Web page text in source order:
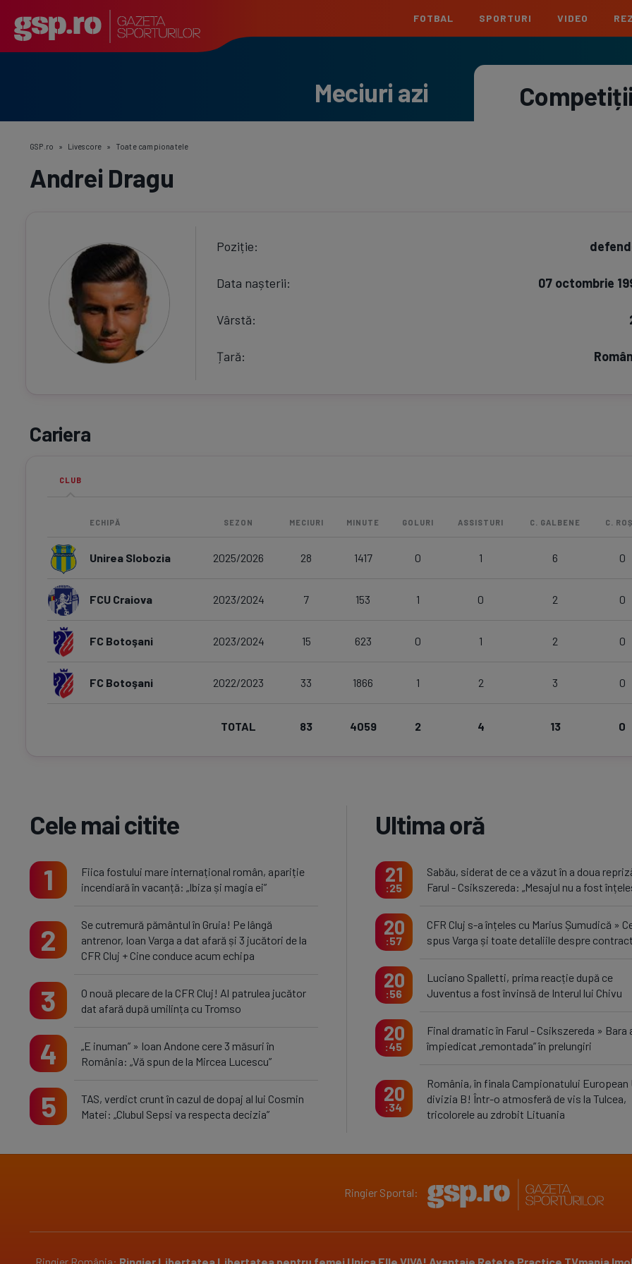
FOTBAL
Clasament
Liga 2
Echipe
Echipe
SPORTURI VIDEO
Meciuri azi Competiții
GSP.ro » Livescore » Toate campionatele
Andrei Dragu
Poziție
Data nașterii 07 octombrie
Vârstă
Țară
Cariera
CLUB
ECHIPĂ SEZON MECIURI MINUTE GOLURI ASSISTURI C. GALBENE C.
Unirea Slobozia 2025/2026 28 1417 0 1 6 0
FCU Craiova 2023/2024 7 153 1 0 2 0
FC Botoşani 2023/2024 15 623 0 1 2 0
FC Botoşani 2022/2023 33 1866 1 2 3 0
TOTAL 83 4059 2 4 13 0
Cele mai citite
1
Fiica fostului mare internațional român, apariție
incendiară în vacanță: „Ibiza și magia ei”
2
Se cutremură pământul în Gruia! Pe lângă
antrenor, Ioan Varga a dat afară și 3 jucători de la
CFR Cluj + Cine conduce acum echipa
3
O nouă plecare de la CFR Cluj! Al patrulea jucător
dat afară după umilința cu Tromso
4
„E inuman” » Ioan Andone cere 3 măsuri în
România: „Vă spun de la Mircea Lucescu”
5
TAS, verdict crunt în cazul de dopaj al lui Cosmin
Matei: „Clubul Sepsi va respecta decizia”
Ultima oră
21
25
Sabău, siderat de ce a văzut în a doua
Farul - Csikszereda: „Mesajul nu a fost
20
57
CFR Cluj s-a înțeles cu Marius Șumudică »
spus Varga și toate detaliile despre contract
20
56
Luciano Spalletti, prima reacție după ce
Juventus a fost învinsă de Interul lui Chivu
20
45
Final dramatic în Farul - Csikszereda » Bara
împiedicat „remontada” în prelungiri
20
34
România, în finala Campionatului European
divizia B! Într-o atmosferă de vis la Tulcea,
tricolorele au zdrobit Lituania
Ringier Sportal:
Ringier România: Ringier Libertatea Libertatea pentru femei Unica Elle VIVA! Avantaje Rețete Practice TVmania